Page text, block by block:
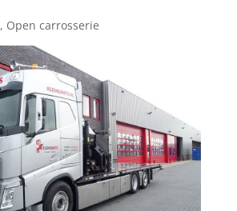
, Open carrosserie